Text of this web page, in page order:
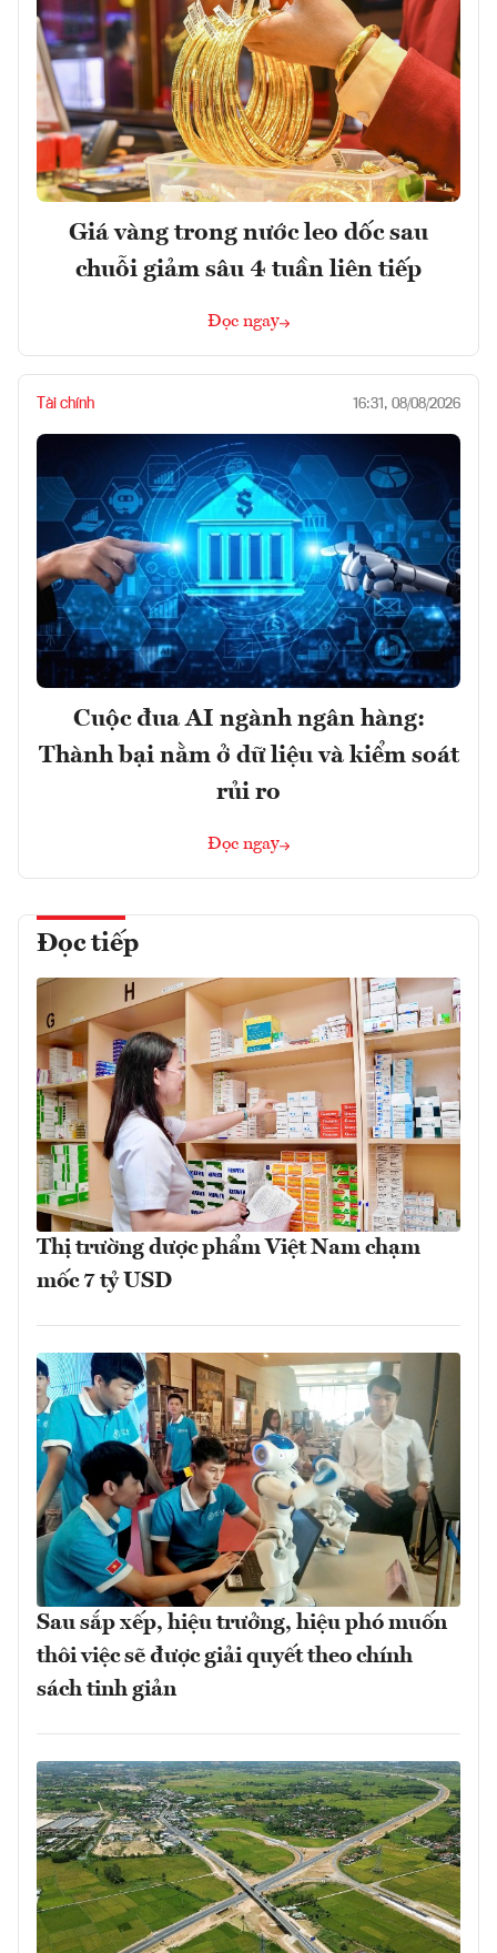
Giá vàng trong nước leo dốc sau
chuỗi giảm sâu 4 tuần liên tiếp
Đọc ngay
Tài chính 16:31, 08/08/2026
Cuộc đua AI ngành ngân hàng:
Thành bại nằm ở dữ liệu và kiểm soát
rủi ro
Đọc ngay
Đọc tiếp
Thị trường dược phẩm Việt Nam chạm
mốc 7 tỷ USD
Sau sắp xếp, hiệu trưởng, hiệu phó muốn
thôi việc sẽ được giải quyết theo chính
sách tinh giản